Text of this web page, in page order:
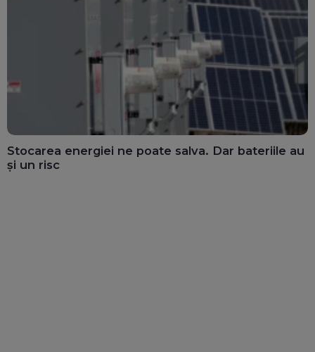
Stocarea energiei ne poate salva. Dar bateriile au
și un risc